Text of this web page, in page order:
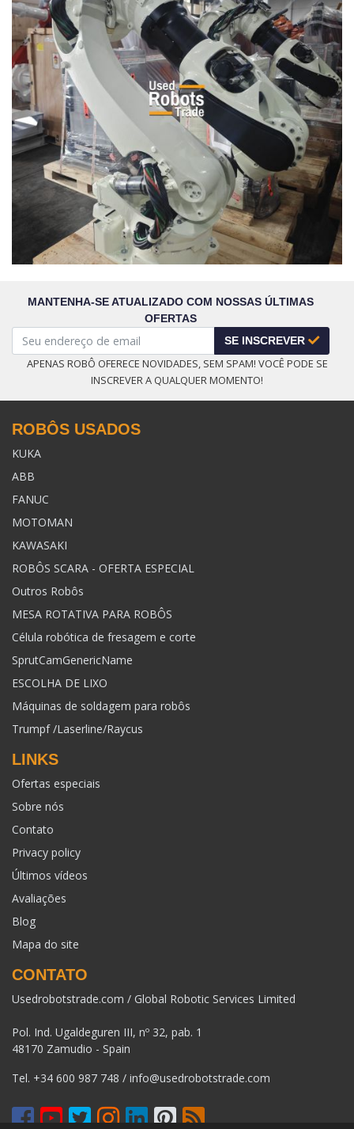
MANTENHA-SE ATUALIZADO COM NOSSAS ÚLTIMAS
OFERTAS
SE INSCREVER
APENAS ROBÔ OFERECE NOVIDADES, SEM SPAM! VOCÊ PODE SE
INSCREVER A QUALQUER MOMENTO!
ROBÔS USADOS
KUKA
ABB
FANUC
MOTOMAN
KAWASAKI
ROBÔS SCARA - OFERTA ESPECIAL
Outros Robôs
MESA ROTATIVA PARA ROBÔS
Célula robótica de fresagem e corte
SprutCamGenericName
ESCOLHA DE LIXO
Máquinas de soldagem para robôs
Trumpf /Laserline/Raycus
LINKS
Ofertas especiais
Sobre nós
Contato
Privacy policy
Últimos vídeos
Avaliações
Blog
Mapa do site
CONTATO
Usedrobotstrade.com / Global Robotic Services Limited
Pol. Ind. Ugaldeguren III, nº 32, pab. 1
48170 Zamudio - Spain
Tel. +34 600 987 748 / info@usedrobotstrade.com